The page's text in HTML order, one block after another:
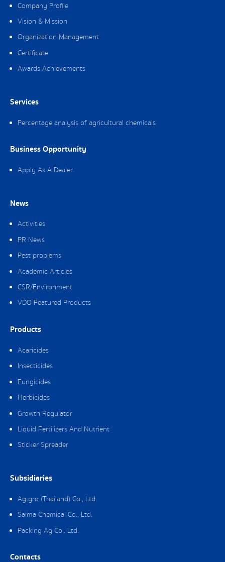
Company Profile
Vision & Mission
Organization Management
Certificate
Awards Achievements
Services
Percentage analysis of agricultural chemicals
Business Opportunity
Apply As A Dealer
News
Activities
PR News
Pest problems
Academic Articles
CSR/Environment
VDO Featured Products
Products
Acaricides
Insecticides
Fungicides
Herbicides
Growth Regulator
Liquid Fertilizers And Nutrient
Sticker Spreader
Subsidiaries
Ag-gro (Thailand) Co., Ltd.
Saima Chemical Co., Ltd.
Packing Ag Co,. Ltd.
Contacts